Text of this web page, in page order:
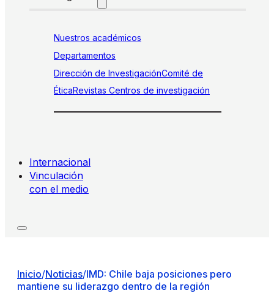
Nuestros académicos
Departamentos
Dirección de InvestigaciónComité de
ÉticaRevistas Centros de investigación
Internacional
Vinculación
con el medio
Inicio/Noticias/IMD: Chile baja posiciones pero
mantiene su liderazgo dentro de la región